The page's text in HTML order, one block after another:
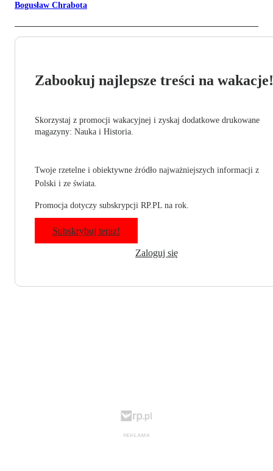
Bogusław Chrabota
Zabookuj najlepsze treści na wakacje!
Skorzystaj z promocji wakacyjnej i zyskaj dodatkowe drukowane
magazyny: Nauka i Historia.
Twoje rzetelne i obiektywne źródło najważniejszych informacji z
Polski i ze świata.
Promocja dotyczy subskrypcji RP.PL na rok.
Subskrybuj teraz!
Zaloguj się